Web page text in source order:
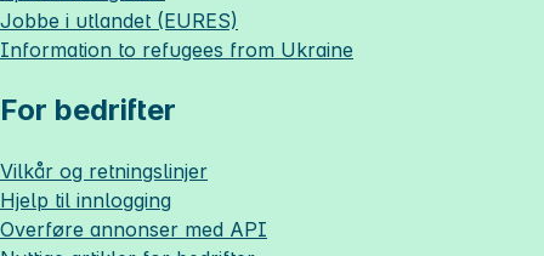
Jobbe i utlandet (EURES)
Information to refugees from Ukraine
For bedrifter
Vilkår og retningslinjer
Hjelp til innlogging
Overføre annonser med API